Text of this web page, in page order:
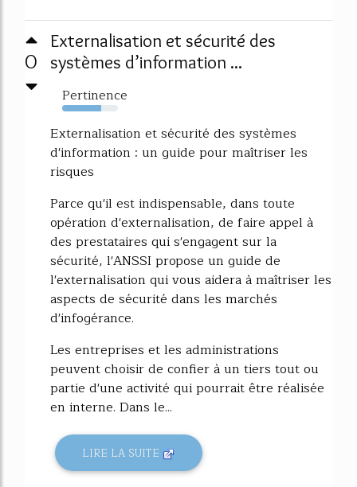
0
Externalisation et sécurité des
systèmes d’information ...
Pertinence
70%
Externalisation et sécurité des systèmes
d'information : un guide pour maîtriser les
risques
Parce qu'il est indispensable, dans toute
opération d'externalisation, de faire appel à
des prestataires qui s'engagent sur la
sécurité, l'ANSSI propose un guide de
l'externalisation qui vous aidera à maîtriser les
aspects de sécurité dans les marchés
d'infogérance.
Les entreprises et les administrations
peuvent choisir de confier à un tiers tout ou
partie d'une activité qui pourrait être réalisée
en interne. Dans le...
LIRE LA SUITE